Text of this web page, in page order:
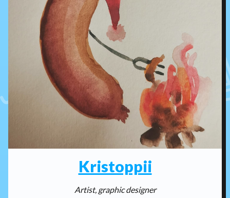
Kristoppii
Artist, graphic designer